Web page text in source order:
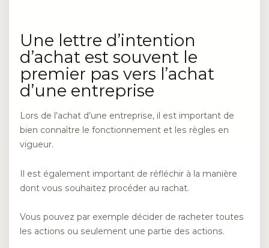
Une lettre d’intention
d’achat est souvent le
premier pas vers l’achat
d’une entreprise
Lors de l’achat d’une entreprise, il est important de
bien connaître le fonctionnement et les règles en
vigueur.
Il est également important de réfléchir à la manière
dont vous souhaitez procéder au rachat.
Vous pouvez par exemple décider de racheter toutes
les actions ou seulement une partie des actions.